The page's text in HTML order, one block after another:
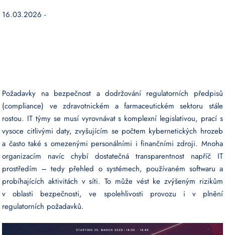
16.03.2026 -
Požadavky na bezpečnost a dodržování regulatorních předpisů
(compliance) ve zdravotnickém a farmaceutickém sektoru stále
rostou. IT týmy se musí vyrovnávat s komplexní legislativou, prací s
vysoce citlivými daty, zvyšujícím se počtem kybernetických hrozeb
a často také s omezenými personálními i finančními zdroji. Mnoha
organizacím navíc chybí dostatečná transparentnost napříč IT
prostředím – tedy přehled o systémech, používaném softwaru a
probíhajících aktivitách v síti. To může vést ke zvýšeným rizikům
v oblasti bezpečnosti, ve spolehlivosti provozu i v plnění
regulatorních požadavků.